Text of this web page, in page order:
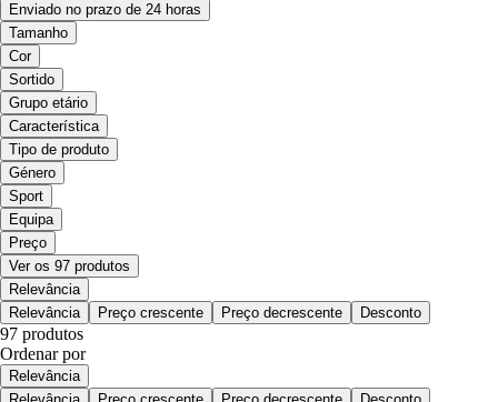
Enviado no prazo de 24 horas
Tamanho
Cor
Sortido
Grupo etário
Característica
Tipo de produto
Género
Sport
Equipa
Preço
Ver os 97 produtos
Relevância
Relevância
Preço crescente Preço decrescente Desconto
97 produtos
Ordenar por
Relevância